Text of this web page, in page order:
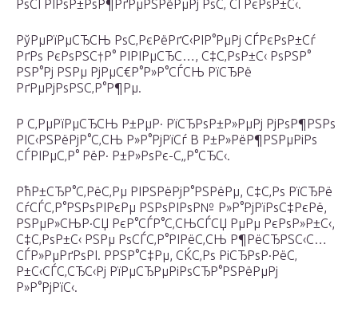
РѕСЃРІРѕР±РѕР¶РґРµРЅРёРµРј РѕС‚ СЃРєРѕР±С‹.
РўРµРїРµСЂСЊ РѕС‚РєРёРґС‹РІР°РµРј СЃРєРѕР±Сѓ
РґРѕ РєРѕРЅС†Р° РІРІРµСЂС…, С‡С‚РѕР±С‹ РѕРЅР°
РЅР°Рј РЅРµ РјРµС€Р°Р»Р°СЃСЊ РїСЂРё
РґРµРјРѕРЅС‚Р°Р¶Рµ.
Р С‚РµРїРµСЂСЊ Р±РµР· РїСЂРѕР±Р»РµРј РјРѕР¶РЅРѕ
РІС‹РЅРёРјР°С‚СЊ Р»Р°РјРїСѓ В Р±Р»РёР¶РЅРµРіРѕ
СЃРІРµС‚Р° РёР· Р±Р»РѕРє-С„Р°СЂС‹.
РћР±СЂР°С‚РёС‚Рµ РІРЅРёРјР°РЅРёРµ, С‡С‚Рѕ РїСЂРё
СѓСЃС‚Р°РЅРѕРІРєРµ РЅРѕРІРѕР№ Р»Р°РјРїРѕС‡РєРё,
РЅРµР»СЊР·СЏ РєР°СЃР°С‚СЊСЃСЏ РµРµ РєРѕР»Р±С‹,
С‡С‚РѕР±С‹ РЅРµ РѕСЃС‚Р°РІРёС‚СЊ Р¶РёСЂРЅС‹С…
СЃР»РµРґРѕРІ. РРЅР°С‡Рµ, СЌС‚Рѕ РіСЂРѕР·РёС‚
Р±С‹СЃС‚СЂС‹Рј РїРµСЂРµРіРѕСЂР°РЅРёРµРј
Р»Р°РјРїС‹.